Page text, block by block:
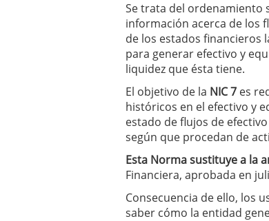
Se trata del ordenamiento
información acerca de los
de los estados financieros
para generar efectivo y
liquidez que ésta tiene.
El objetivo de la NIC 7 es
históricos en el efectivo y
estado de flujos de
según que procedan de
Esta Norma sustituye a la
Financiera, aprobada en
Consecuencia de ello, los
saber cómo la entidad